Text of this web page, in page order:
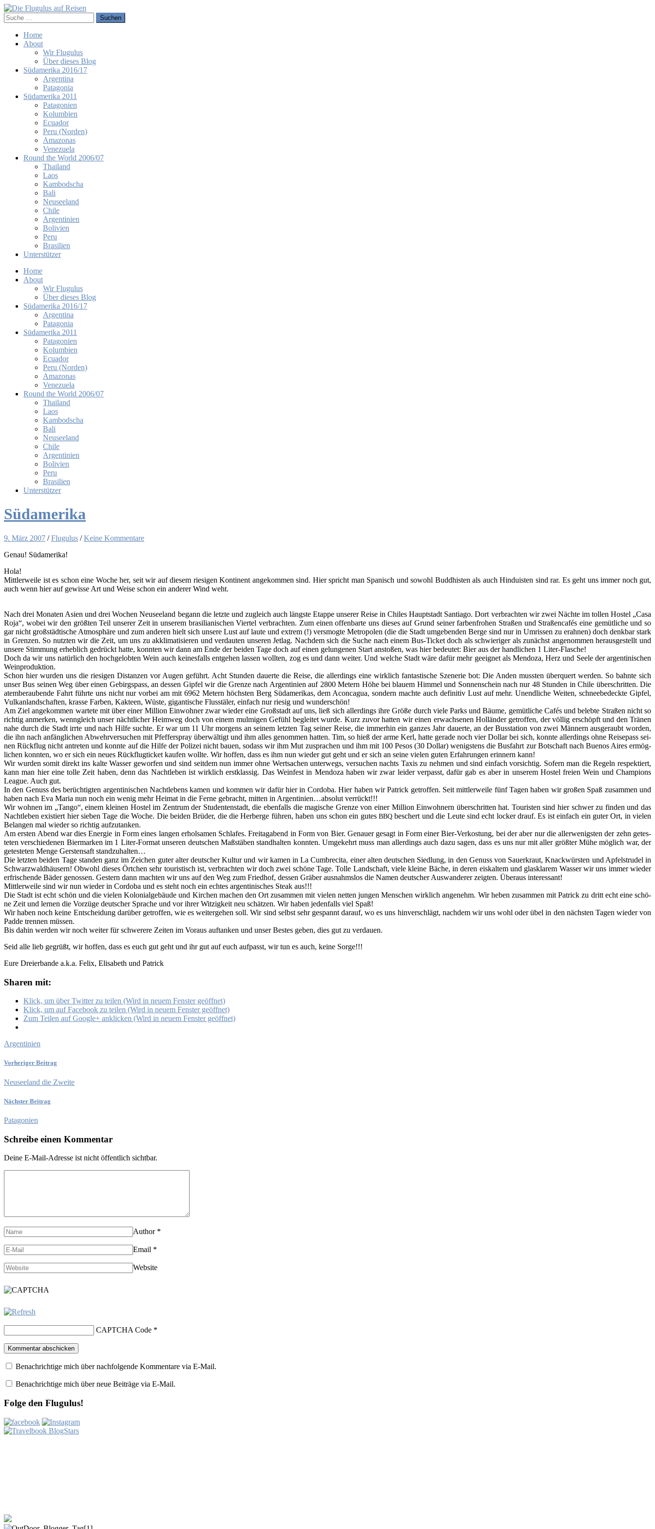
Home
About
Wir Flugulus
Über dieses Blog
Südamerika 2016/17
Argentina
Patagonia
Südamerika 2011
Patagonien
Kolumbien
Ecuador
Peru (Norden)
Amazonas
Venezuela
Round the World 2006/07
Thailand
Laos
Kambodscha
Bali
Neuseeland
Chile
Argentinien
Bolivien
Peru
Brasilien
Unterstützer
Home
About
Wir Flugulus
Über dieses Blog
Südamerika 2016/17
Argentina
Patagonia
Südamerika 2011
Patagonien
Kolumbien
Ecuador
Peru (Norden)
Amazonas
Venezuela
Round the World 2006/07
Thailand
Laos
Kambodscha
Bali
Neuseeland
Chile
Argentinien
Bolivien
Peru
Brasilien
Unterstützer
Südamerika
9. März 2007 /Flugulus /Keine Kommentare
Genau! Süd­ame­ri­ka!
Hola!
Mitt­ler­wei­le ist es schon eine Woche her, seit wir auf die­sem rie­si­gen Kon­ti­nent ange­kom­men sind. Hier spricht man Spa­nisch und sowohl Bud­dhis­ten als auch Hin­du­is­ten sind rar. Es geht uns immer noch gut,
auch wenn hier auf gewis­se Art und Wei­se schon ein ande­rer Wind weht.
Nach drei Mona­ten Asi­en und drei Wochen Neu­see­land begann die letz­te und zugleich auch längs­te Etap­pe unse­rer Rei­se in Chi­les Haupt­stadt San­tia­go. Dort ver­brach­ten wir zwei Näch­te im tol­len Hos­tel „Casa
Roja“, wobei wir den größ­ten Teil unse­rer Zeit in unse­rem bra­si­lia­ni­schen Vier­tel ver­brach­ten. Zum einen offen­bar­te uns die­ses auf Grund sei­ner far­ben­fro­hen Stra­ßen und Stra­ßen­ca­fés eine gemüt­li­che und so
gar nicht groß­städ­ti­sche Atmo­sphä­re und zum ande­ren hielt sich unse­re Lust auf lau­te und extrem (!) versmog­te Metro­po­len (die die Stadt umge­ben­den Ber­ge sind nur in Umris­sen zu erah­nen) doch denk­bar stark
in Gren­zen. So nutz­ten wir die Zeit, um uns zu akkli­ma­ti­sie­ren und ver­dau­ten unse­ren Jet­lag. Nach­dem sich die Suche nach einem Bus-Ticket doch als schwie­ri­ger als zunächst ange­nom­men her­aus­ge­stellt und
unse­re Stim­mung erheb­lich gedrückt hat­te, konn­ten wir dann am Ende der bei­den Tage doch auf einen gelun­ge­nen Start ansto­ßen, was hier bedeu­tet: Bier aus der hand­li­chen 1 Liter-Fla­sche!
Doch da wir uns natür­lich den hoch­ge­lob­ten Wein auch kei­nes­falls ent­ge­hen las­sen woll­ten, zog es und dann wei­ter. Und wel­che Stadt wäre dafür mehr geeig­net als Men­do­za, Herz und See­le der argen­ti­ni­schen
Wein­pro­duk­ti­on.
Schon hier wur­den uns die rie­si­gen Distan­zen vor Augen geführt. Acht Stun­den dau­er­te die Rei­se, die aller­dings eine wirk­lich fan­tas­ti­sche Sze­ne­rie bot: Die Anden muss­ten über­quert wer­den. So bahn­te sich
unser Bus sei­nen Weg über einen Gebirgs­pass, an des­sen Gip­fel wir die Gren­ze nach Argen­ti­ni­en auf 2800 Metern Höhe bei blau­em Him­mel und Son­nen­schein nach nur 48 Stun­den in Chi­le über­schrit­ten. Die
atem­be­rau­ben­de Fahrt führ­te uns nicht nur vor­bei am mit 6962 Metern höchs­ten Berg Süd­ame­ri­kas, dem Acon­ca­gua, son­dern mach­te auch defi­ni­tiv Lust auf mehr. Unend­li­che Wei­ten, schnee­be­deck­te Gip­fel,
Vul­kan­land­schaf­ten, kras­se Far­ben, Kak­te­en, Wüs­te, gigan­ti­sche Fluss­tä­ler, ein­fach nur rie­sig und wun­der­schön!
Am Ziel ange­kom­men war­te­te mit über einer Mil­li­on Ein­woh­ner zwar wie­der eine Groß­stadt auf uns, ließ sich aller­dings ihre Grö­ße durch vie­le Parks und Bäu­me, gemüt­li­che Cafés und beleb­te Stra­ßen nicht so
rich­tig anmer­ken, wenn­gleich unser nächt­li­cher Heim­weg doch von einem mul­mi­gen Gefühl beglei­tet wur­de. Kurz zuvor hat­ten wir einen erwach­se­nen Hol­län­der getrof­fen, der völ­lig erschöpft und den Trä­nen
nahe durch die Stadt irr­te und nach Hil­fe such­te. Er war um 11 Uhr mor­gens an sei­nem letz­ten Tag sei­ner Rei­se, die immer­hin ein gan­zes Jahr dau­er­te, an der Bus­sta­ti­on von zwei Män­nern aus­ge­raubt wor­den,
die ihn nach anfäng­li­chen Abwehr­ver­su­chen mit Pfef­fer­spray über­wäl­tigt und ihm alles genom­men hat­ten. Tim, so hieß der arme Kerl, hat­te gera­de noch vier Dol­lar bei sich, konn­te aller­dings ohne Rei­se­pass sei­
nen Rück­flug nicht antre­ten und konn­te auf die Hil­fe der Poli­zei nicht bau­en, sodass wir ihm Mut zuspra­chen und ihm mit 100 Pesos (30 Dol­lar) wenigs­tens die Bus­fahrt zur Bot­schaft nach Bue­nos Aires ermög­
li­chen konn­ten, wo er sich ein neu­es Rück­flug­ti­cket kau­fen woll­te. Wir hof­fen, dass es ihm nun wie­der gut geht und er sich an sei­ne vie­len guten Erfah­run­gen erin­nern kann!
Wir wur­den somit direkt ins kal­te Was­ser gewor­fen und sind seit­dem nun immer ohne Wert­sa­chen unter­wegs, ver­su­chen nachts Taxis zu neh­men und sind ein­fach vor­sich­tig. Sofern man die Regeln respek­tiert,
kann man hier eine tol­le Zeit haben, denn das Nacht­le­ben ist wirk­lich erst­klas­sig. Das Wein­fest in Men­do­za haben wir zwar lei­der ver­passt, dafür gab es aber in unse­rem Hos­tel frei­en Wein und Cham­pi­ons
League. Auch gut.
In den Genuss des berüch­tig­ten argen­ti­ni­schen Nacht­le­bens kamen und kom­men wir dafür hier in Cor­do­ba. Hier haben wir Patrick getrof­fen. Seit mitt­ler­wei­le fünf Tagen haben wir gro­ßen Spaß zusam­men und
haben nach Eva Maria nun noch ein wenig mehr Hei­mat in die Fer­ne gebracht, mit­ten in Argentinien…absolut ver­rückt!!!
Wir woh­nen im „Tan­go“, einem klei­nen Hos­tel im Zen­trum der Stu­den­ten­stadt, die eben­falls die magi­sche Gren­ze von einer Mil­li­on Ein­woh­nern über­schrit­ten hat. Tou­ris­ten sind hier schwer zu fin­den und das
Nacht­le­ben exis­tiert hier sie­ben Tage die Woche. Die bei­den Brü­der, die die Her­ber­ge füh­ren, haben uns schon ein gutesBBQ beschert und die Leu­te sind echt locker drauf. Es ist ein­fach ein guter Ort, in vie­len
Belan­gen mal wie­der so rich­tig auf­zu­tan­ken.
Am ers­ten Abend war dies Ener­gie in Form eines lan­gen erhol­sa­men Schla­fes. Frei­tag­abend in Form von Bier. Genau­er gesagt in Form einer Bier-Ver­kos­tung, bei der aber nur die aller­we­nigs­ten der zehn getes­
te­ten ver­schie­de­nen Bier­mar­ken im 1 Liter-For­mat unse­ren deut­schen Maß­stä­ben stand­hal­ten konn­ten. Umge­kehrt muss man aller­dings auch dazu sagen, dass es uns nur mit aller größ­ter Mühe mög­lich war, der
getes­te­ten Men­ge Gers­ten­saft stand­zu­hal­ten…
Die letz­ten bei­den Tage stan­den ganz im Zei­chen guter alter deut­scher Kul­tur und wir kamen in La Cum­bre­ci­ta, einer alten deut­schen Sied­lung, in den Genuss von Sauer­kraut, Knack­würs­ten und Apfel­stru­del in
Schwarz­wald­häu­sern! Obwohl die­ses Ört­chen sehr tou­ris­tisch ist, ver­brach­ten wir doch zwei schö­ne Tage. Tol­le Land­schaft, vie­le klei­ne Bäche, in deren eis­kal­tem und glas­kla­rem Was­ser wir uns immer wie­der
erfri­schen­de Bäder genos­sen. Ges­tern dann mach­ten wir uns auf den Weg zum Fried­hof, des­sen Grä­ber aus­nahms­los die Namen deut­scher Aus­wan­de­rer zeig­ten. Über­aus inter­es­sant!
Mitt­ler­wei­le sind wir nun wie­der in Cor­do­ba und es steht noch ein ech­tes argen­ti­ni­sches Steak aus!!!
Die Stadt ist echt schön und die vie­len Kolo­ni­al­ge­bäu­de und Kir­chen machen den Ort zusam­men mit vie­len net­ten jun­gen Men­schen wirk­lich ange­nehm. Wir heben zusam­men mit Patrick zu dritt echt eine schö­
ne Zeit und ler­nen die Vor­zü­ge deut­scher Spra­che und vor ihrer Wit­zig­keit neu schät­zen. Wir haben jeden­falls viel Spaß!
Wir haben noch kei­ne Ent­schei­dung dar­über getrof­fen, wie es wei­ter­ge­hen soll. Wir sind selbst sehr gespannt dar­auf, wo es uns hin­ver­schlägt, nach­dem wir uns wohl oder übel in den nächs­ten Tagen wie­der von
Pad­de tren­nen müs­sen.
Bis dahin wer­den wir noch wei­ter für schwe­re­re Zei­ten im Vor­aus auf­tan­ken und unser Bes­tes geben, dies gut zu ver­dau­en.
Seid alle lieb gegrüßt, wir hof­fen, dass es euch gut geht und ihr gut auf euch auf­passt, wir tun es auch, kei­ne Sor­ge!!!
Eure Drei­er­ban­de a.k.a. Felix, Eli­sa­beth und Patrick
Sharen mit:
Klick, um über Twit­ter zu tei­len (Wird in neu­em Fens­ter geöff­net)
Klick, um auf Face­book zu tei­len (Wird in neu­em Fens­ter geöff­net)
Zum Tei­len auf Goog­le+ ankli­cken (Wird in neu­em Fens­ter geöff­net)
Argentinien
Vorheriger Beitrag
Neuseeland die Zweite
Nächster Beitrag
Patagonien
Schreibe einen Kommentar
Deine E-Mail-Adresse ist nicht öffentlich sichtbar.
Author *
Email *
Website
CAPTCHA Code *
Benachrichtige mich über nachfolgende Kommentare via E-Mail.
Benachrichtige mich über neue Beiträge via E-Mail.
Folge den Flugulus!